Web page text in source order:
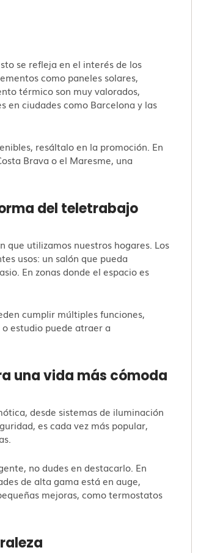
se refleja en el interés de los
como paneles solares,
térmico son muy valorados,
en ciudades como Barcelona y las
resáltalo en la promoción. En
Brava o el Maresme, una
del teletrabajo
que utilizamos nuestros hogares. Los
usos: un salón que pueda
En zonas donde el espacio es
cumplir múltiples funciones,
estudio puede atraer a
una vida más cómoda
desde sistemas de iluminación
es cada vez más popular,
no dudes en destacarlo. En
de alta gama está en auge,
mejoras, como termostatos